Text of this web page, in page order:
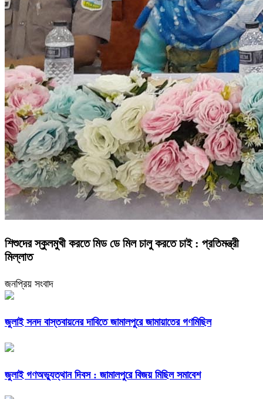
শিশুদের স্কুলমুখী করতে মিড ডে মিল চালু করতে চাই : প্রতিমন্ত্রী
মিল্লাত
জনপ্রিয় সংবাদ
জুলাই সনদ বাস্তবায়নের দাবিতে জামালপুরে জামায়াতের গণমিছিল
জুলাই গণঅভ্যুত্থান দিবস : জামালপুরে বিজয় মিছিল সমাবেশ